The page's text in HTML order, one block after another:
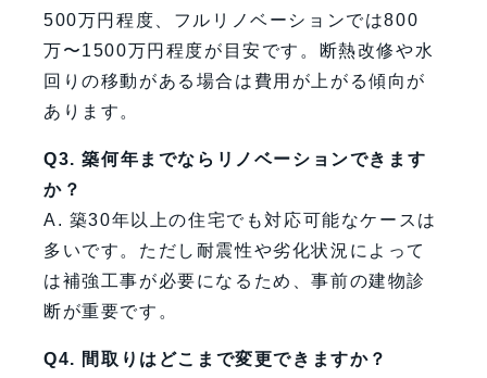
500万円程度、フルリノベーションでは800
万〜1500万円程度が目安です。断熱改修や水
回りの移動がある場合は費用が上がる傾向が
あります。
Q3. 築何年までならリノベーションできます
か？
A. 築30年以上の住宅でも対応可能なケースは
多いです。ただし耐震性や劣化状況によって
は補強工事が必要になるため、事前の建物診
断が重要です。
Q4. 間取りはどこまで変更できますか？